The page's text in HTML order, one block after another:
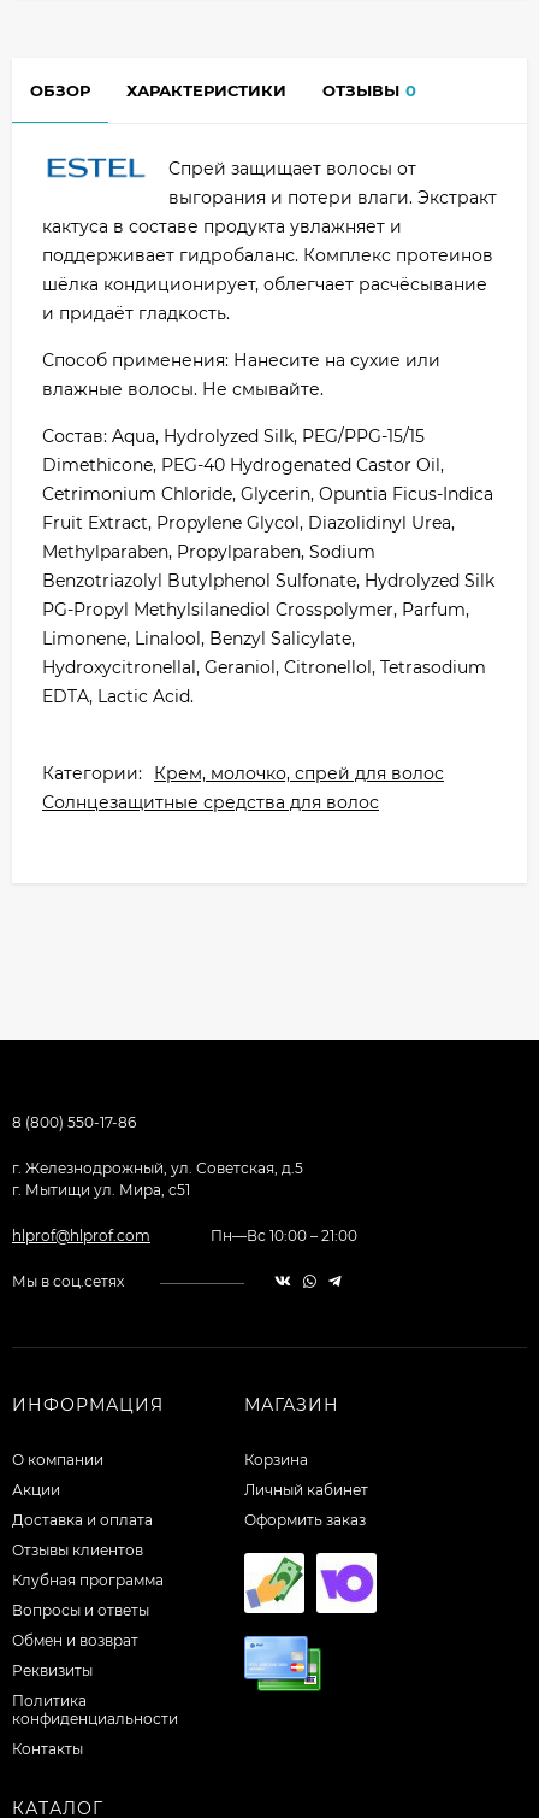
ОБЗОР ХАРАКТЕРИСТИКИ ОТЗЫВЫ 0
Спрей защищает волосы от
выгорания и потери влаги. Экстракт
кактуса в составе продукта увлажняет и
поддерживает гидробаланс. Комплекс протеинов
шёлка кондиционирует, облегчает расчёсывание
и придаёт гладкость.
Способ применения: Нанесите на сухие или
влажные волосы. Не смывайте.
Состав: Aqua, Hydrolyzed Silk, PEG/PPG-15/15
Dimethicone, PEG-40 Hydrogenated Castor Oil,
Cetrimonium Chloride, Glycerin, Opuntia Ficus-Indica
Fruit Extract, Propylene Glycol, Diazolidinyl Urea,
Methylparaben, Propylparaben, Sodium
Benzotriazolyl Butylphenol Sulfonate, Hydrolyzed Silk
PG-Propyl Methylsilanediol Crosspolymer, Parfum,
Limonene, Linalool, Benzyl Salicylate,
Hydroxycitronellal, Geraniol, Citronellol, Tetrasodium
EDTA, Lactic Acid.
Категории:
Крем, молочко, спрей для волос
Солнцезащитные средства для волос
8 (800) 550-17-86
г. Железнодрожный, ул. Советская, д.5
г. Мытищи ул. Мира, с51
hlprof@hlprof.com Пн—Вс 10:00 – 21:00
Мы в соц.сетях
ИНФОРМАЦИЯ
О компании
Акции
Доставка и оплата
Отзывы клиентов
Клубная программа
Вопросы и ответы
Обмен и возврат
Реквизиты
Политика
конфиденциальности
Контакты
МАГАЗИН
Корзина
Личный кабинет
Оформить заказ
КАТАЛОГ